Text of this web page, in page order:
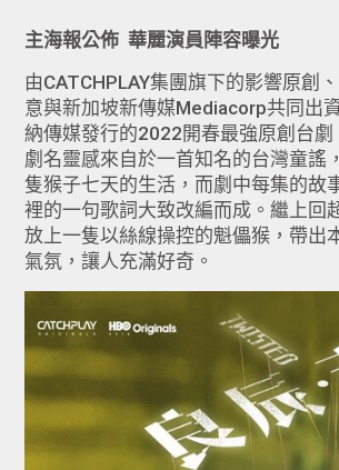
主海報公佈 華麗演員陣容曝光
由CATCHPLAY集團旗下的影響原創
意與新加坡新傳媒Mediacorp共同出
納傳媒發行的2022開春最強原創台劇
劇名靈感來自於一首知名的台灣童謠
隻猴子七天的生活，而劇中每集的故
裡的一句歌詞大致改編而成。繼上回
放上一隻以絲線操控的魁儡猴，帶出
氣氛，讓人充滿好奇。